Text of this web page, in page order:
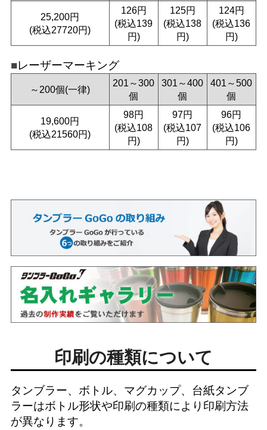
25,200円
(税込27720円)
126円
(税込139
円)
125円
(税込138
円)
124円
(税込136
円)
レーザーマーキング
～200個(一律)
201～300
個
301～400
個
401～500
個
19,600円
(税込21560円)
98円
(税込108
円)
97円
(税込107
円)
96円
(税込106
円)
印刷の種類について
タンブラー、ボトル、マグカップ、台紙タンブ
ラーはボトル形状や印刷の種類により印刷方法
が異なります。